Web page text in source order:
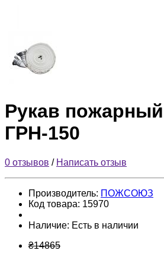
Рукав
ГРН-150
0 отзывов / Написать отзыв
Производитель: ПОЖСОЮЗ
Код товара: 15970
Наличие: Есть в наличии
₴14865